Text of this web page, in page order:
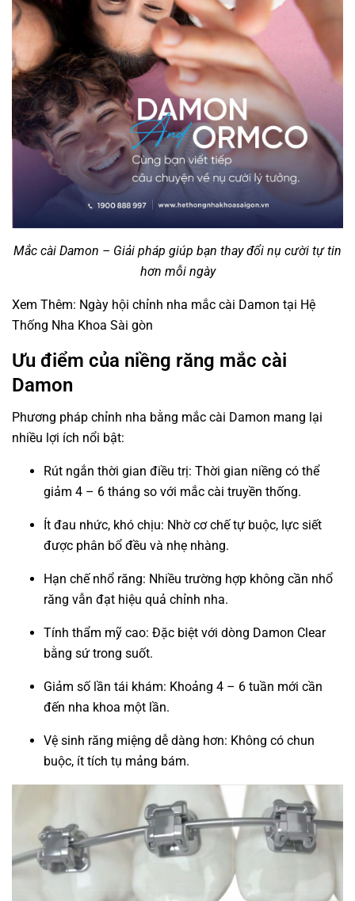
Mắc cài Damon – Giải pháp giúp bạn thay đổi nụ cười tự tin
hơn mỗi ngày
Xem Thêm: Ngày hội chỉnh nha mắc cài Damon tại Hệ
Thống Nha Khoa Sài gòn
Ưu điểm của niềng răng mắc cài
Damon
Phương pháp chỉnh nha bằng mắc cài Damon mang lại
nhiều lợi ích nổi bật:
Rút ngắn thời gian điều trị: Thời gian niềng có thể
giảm 4 – 6 tháng so với mắc cài truyền thống.
Ít đau nhức, khó chịu: Nhờ cơ chế tự buộc, lực siết
được phân bổ đều và nhẹ nhàng.
Hạn chế nhổ răng: Nhiều trường hợp không cần nhổ
răng vẫn đạt hiệu quả chỉnh nha.
Tính thẩm mỹ cao: Đặc biệt với dòng Damon Clear
bằng sứ trong suốt.
Giảm số lần tái khám: Khoảng 4 – 6 tuần mới cần
đến nha khoa một lần.
Vệ sinh răng miệng dễ dàng hơn: Không có chun
buộc, ít tích tụ mảng bám.